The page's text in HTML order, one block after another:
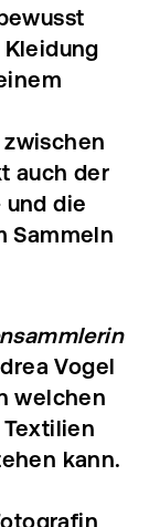
auch der
und die
Sammeln
Vogel
welchen
kann.